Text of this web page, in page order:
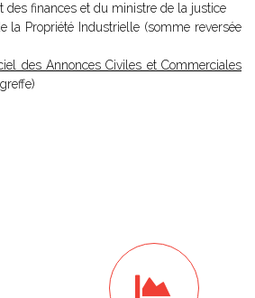
des finances et du ministre de la justice
la Propriété Industrielle (somme reversée
des Annonces Civiles et Commerciales